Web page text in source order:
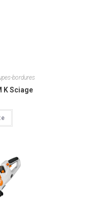
bordures
K Sciage